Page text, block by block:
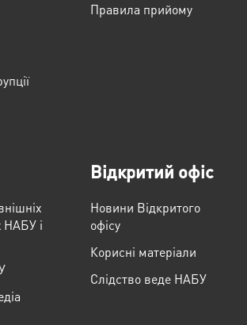
Правила прийому
НАБУ і
Відкритий офіс
Новини Відкритого
офісу
Корисні матеріали
Слідство веде НАБУ